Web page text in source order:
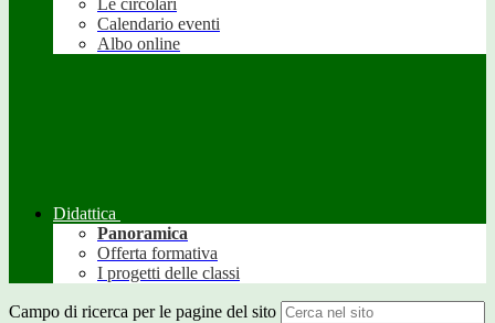
Le circolari
Calendario eventi
Albo online
Didattica
Panoramica
Offerta formativa
I progetti delle classi
Campo di ricerca per le pagine del sito